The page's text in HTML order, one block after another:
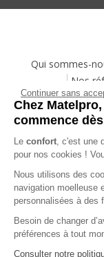
Qui sommes-
Nos
Demande
Conditions
Programme
Foire Aux
Continuer sans
Chez
commence
Le confort, c'est une
pour nos cookies !
Nous utilisons des
navigation moelleuse
personnalisées à des
Besoin de changer
préférences à tout
Consulter notre